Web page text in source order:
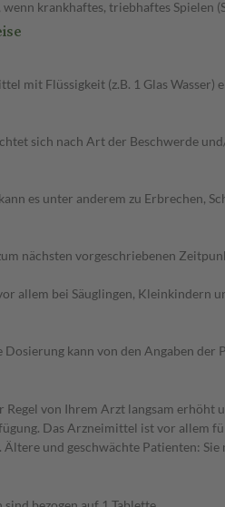
wenn krankhaftes, triebhaftes
mit Flüssigkeit (z.B. 1 Glas Wasser)
sich nach Art der Beschwerde
es unter anderem zu Erbrechen,
nächsten vorgeschriebenen
allem bei Säuglingen, Kleinkindern
kann von den Angaben
von Ihrem Arzt langsam erhöht
Das Arzneimittel ist vor allem
und geschwächte Patienten: